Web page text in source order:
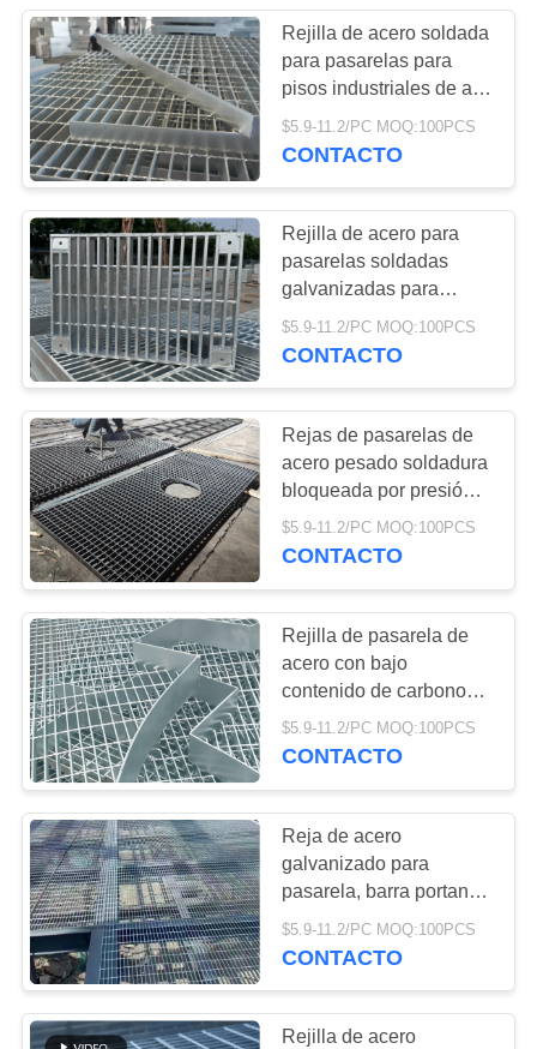
ÉNTRENOS
EN
CONTACTO
CON
NOTICIAS
PIDA
UNA
CITA
MAPA
DEL
SITIO
PRIVACY
POLICY
gaviones de malla
de alambre
103
reja de acero de la
calzada
Alambre de acero
inoxidable de malla
de filtro
76
Cojín del separador
de partículas de la
malla de alambre
Rejilla de acero soldada
para pasarelas para
pisos industriales de alta
resistencia 40x5mm
30/10
$5.9-11.2/PC MOQ:100PCS
CONTACTO
Rejilla de acero para
pasarelas soldadas
galvanizadas para
plataforma de planta
química
$5.9-11.2/PC MOQ:100PCS
CONTACTO
Rejas de pasarelas de
acero pesado soldadura
bloqueada por presión
para pasarelas elevadas
$5.9-11.2/PC MOQ:100PCS
CONTACTO
Rejilla de pasarela de
acero con bajo
contenido de carbono
Rejilla de barra
antideslizante para
$5.9-11.2/PC MOQ:100PCS
CONTACTO
Reja de acero
galvanizado para
pasarela, barra portante
de 30*5 mm para planta
de tratamiento de agua
$5.9-11.2/PC MOQ:100PCS
CONTACTO
Rejilla de acero